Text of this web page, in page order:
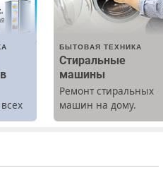
БЫТОВАЯ ТЕХНИКА
Стиральные
машины
Ремонт стиральных
машин на дому.
Выезд и диагностика